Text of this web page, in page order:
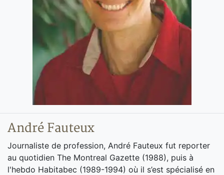
André Fauteux
Journaliste de profession, André Fauteux fut reporter
au quotidien The Montreal Gazette (1988), puis à
l'hebdo Habitabec (1989-1994) où il s’est spécialisé en